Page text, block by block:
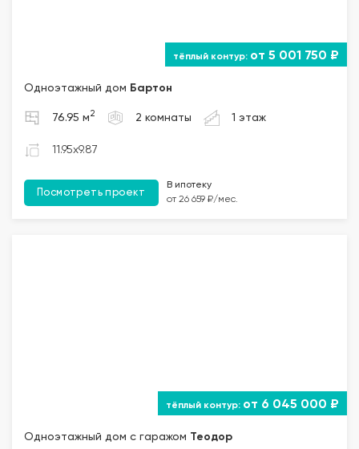
от 5 001 750 ₽
Одноэтажный дом Бартон
76.95 м 2 2 комнаты 1 этаж
11.95x9.87
Посмотреть проект
В ипотеку
от 26 659 ₽/мес.
от 6 045 000 ₽
Одноэтажный дом с гаражом Теодор